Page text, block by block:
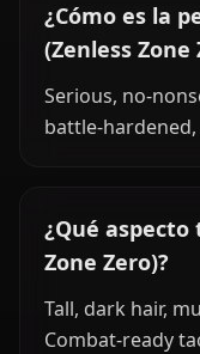
¿Cómo es la
(Zenless Zone
Serious, no-
battle-
¿Qué aspecto
Zone Zero)?
Tall, dark hair,
Combat-ready